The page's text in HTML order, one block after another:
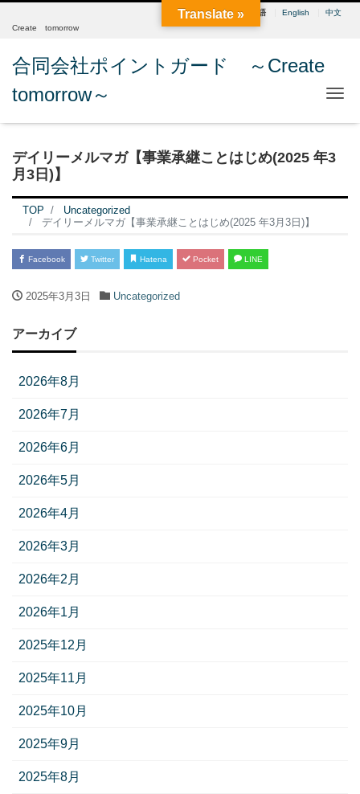
日本語 English
中文
Create tomorrow
合同会社ポイントガード ～Create
tomorrow～
デイリーメルマガ【事業承継ことはじめ(2025 年3
月3日)】
TOP
Uncategorized
デイリーメルマガ【事業承継ことはじめ(2025 年3月3日)】
Facebook Twitter Hatena Pocket LINE
2025年3月3日 Uncategorized
アーカイブ
2026年8月
2026年7月
2026年6月
2026年5月
2026年4月
2026年3月
2026年2月
2026年1月
2025年12月
2025年11月
2025年10月
2025年9月
2025年8月
Translate »